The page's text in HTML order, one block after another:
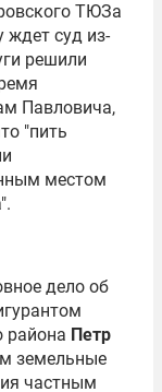
ТЮЗа
ждет суд из-
решили
Павловича,
"пить
местом
дело об
района Петр
земельные
частным